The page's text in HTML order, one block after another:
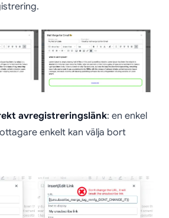
avregistreringslänk: en enkel
enkelt kan välja bort